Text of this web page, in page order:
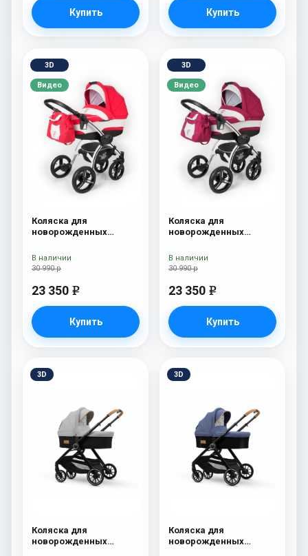
Купить Купить
3D
Видео
Коляска для
новорожденных
White) Red Lux
30 990 р
23 350 e
Купить
В наличии
3D
Видео
Коляска для
новорожденных
White) Borduex
30 990 р
23 350 e
Купить
В наличии
3D
Коляска для
новорожденных
3D
Коляска для
новорожденных